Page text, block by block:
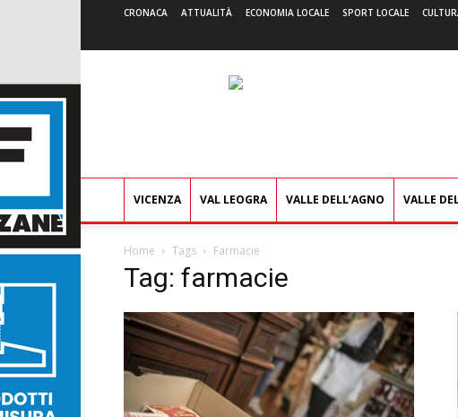
CRONACA ATTUALITÀ ECONOMIA LOCALE SPORT LOCALE
VICENZA VAL LEOGRA VALLE DELL’AGNO VALLE
Home Tags Farmacie
Tag: farmacie